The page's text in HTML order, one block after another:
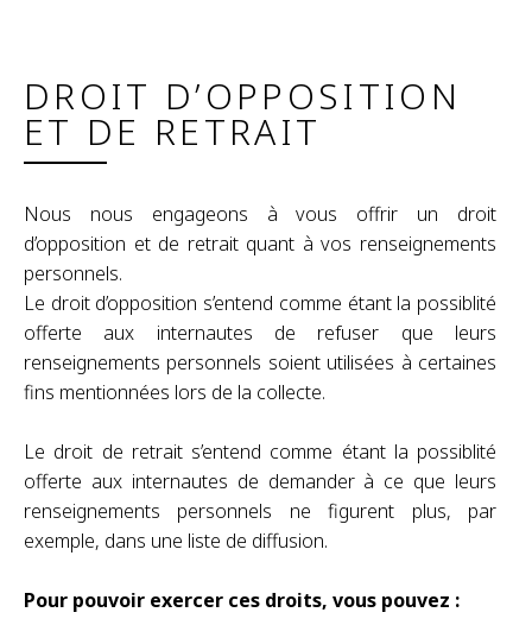
DROIT D’OPPOSITION
ET DE RETRAIT
Nous nous engageons à vous offrir un droit
d’opposition et de retrait quant à vos renseignements
personnels.
Le droit d’opposition s’entend comme étant la possiblité
offerte aux internautes de refuser que leurs
renseignements personnels soient utilisées à certaines
fins mentionnées lors de la collecte.
Le droit de retrait s’entend comme étant la possiblité
offerte aux internautes de demander à ce que leurs
renseignements personnels ne figurent plus, par
exemple, dans une liste de diffusion.
Pour pouvoir exercer ces droits, vous pouvez :